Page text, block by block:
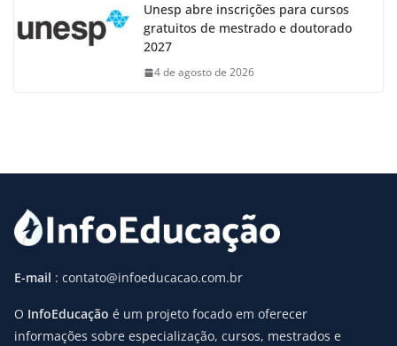
Unesp abre inscrições para cursos
gratuitos de mestrado e doutorado
2027
4 de agosto de 2026
E-mail : contato@infoeducacao.com.br
O InfoEducação é um projeto focado em oferecer
informações sobre especialização, cursos, mestrados e